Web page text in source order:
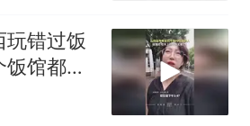
：参考消息）
瓜子饺子，美国怕什么？
试第一被第二名传话劝弃考
玩错过饭
馆都没